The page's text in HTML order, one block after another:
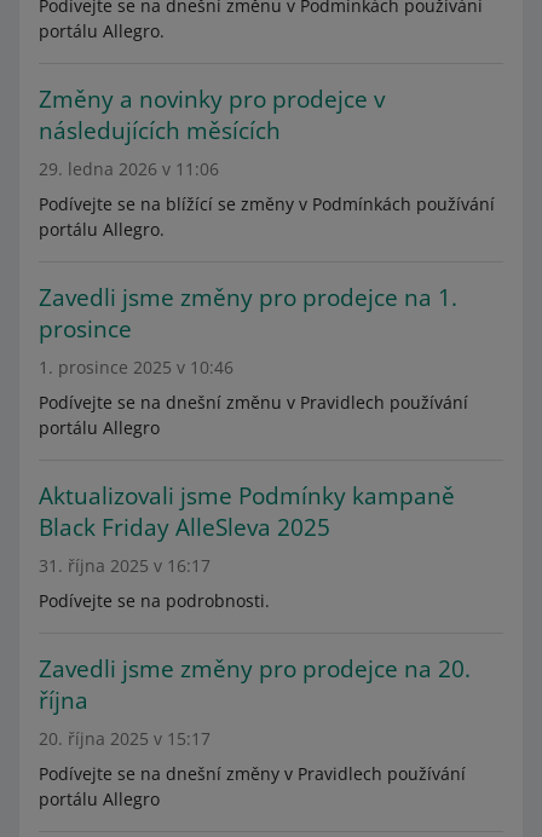
Podívejte se na dnešní změnu v Podmínkách používání
portálu Allegro.
Změny a novinky pro prodejce v
následujících měsících
29. ledna 2026 v 11:06
Podívejte se na blížící se změny v Podmínkách používání
portálu Allegro.
Zavedli jsme změny pro prodejce na 1.
prosince
1. prosince 2025 v 10:46
Podívejte se na dnešní změnu v Pravidlech používání
portálu Allegro
Aktualizovali jsme Podmínky kampaně
Black Friday AlleSleva 2025
31. října 2025 v 16:17
Podívejte se na podrobnosti.
Zavedli jsme změny pro prodejce na 20.
října
20. října 2025 v 15:17
Podívejte se na dnešní změny v Pravidlech používání
portálu Allegro